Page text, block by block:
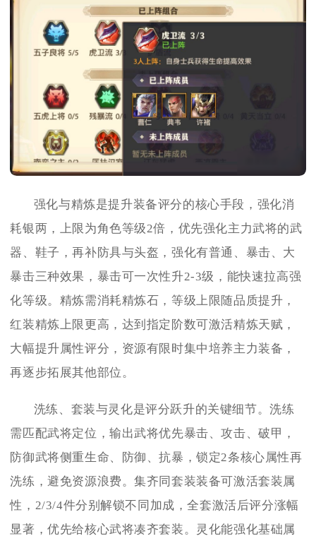
强化与精炼是提升装备评分的核心手段，强化消
耗银两，上限为角色等级2倍，优先强化主力武将的武
器、鞋子，再补防具与头盔，强化有普通、暴击、大
暴击三种效果，暴击可一次性升2-3级，能快速拉高强
化等级。精炼需消耗精炼石，等级上限随品质提升，
红装精炼上限更高，达到指定阶数可激活精炼天赋，
大幅提升属性评分，资源有限时集中培养主力装备，
再逐步拓展其他部位。
洗练、套装与灵化是评分跃升的关键细节。洗练
需匹配武将定位，输出武将优先暴击、攻击、破甲，
防御武将侧重生命、防御、抗暴，锁定2条核心属性再
洗练，避免资源浪费。集齐同套装装备可激活套装属
性，2/3/4件分别解锁不同加成，全套激活后评分涨幅
显著，优先给核心武将凑齐套装。灵化能强化基础属